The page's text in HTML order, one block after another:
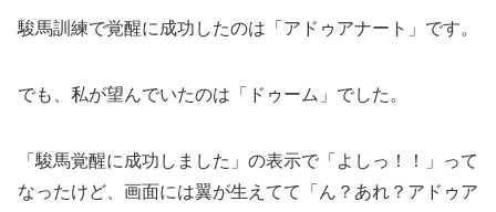
駿馬訓練で覚醒に成功したのは「アドゥアナート」です。
でも、私が望んでいたのは「ドゥーム」でした。
「駿馬覚醒に成功しました」の表示で「よしっ！！」って
なったけど、画面には翼が生えてて「ん？あれ？アドゥア